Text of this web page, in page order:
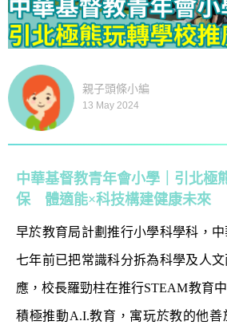
親子頭條小編
13 May 2024
中華基督教青年會小學｜引北極
保 體適能×科技構建健康未來
早於教育局計劃推行小學科學科，
七年前已把常識科分拆為科學及人
應，校長羅勁柱在推行STEAM教育
積極推動A.I.教育，寓玩於教的他